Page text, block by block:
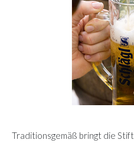
Traditionsgemäß bringt die